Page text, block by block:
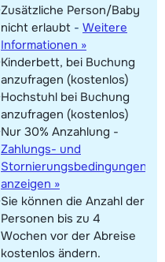
Zusätzliche Person/Baby
nicht erlaubt - Weitere
Informationen »
Kinderbett, bei Buchung
anzufragen (kostenlos)
Hochstuhl bei Buchung
anzufragen (kostenlos)
Nur 30% Anzahlung -
Zahlungs- und
Stornierungsbedingungen
anzeigen »
Sie können die Anzahl der
Personen bis zu 4
Wochen vor der Abreise
kostenlos ändern.